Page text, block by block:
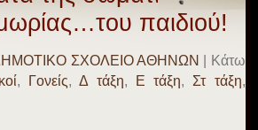
παιδιού!
ΣΧΟΛΕΙΟ ΑΘΗΝΩΝ
| Κάτω
, Γονείς,Δ τάξη, Ε τάξη, Στ τάξη,